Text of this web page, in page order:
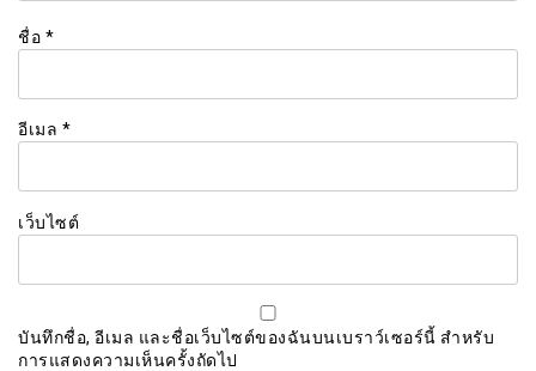
ชื่อ *
อีเมล *
เว็บไซต์
บันทึกชื่อ, อีเมล และชื่อเว็บไซต์ของฉันบนเบราว์เซอร์นี้ สำหรับ
การแสดงความเห็นครั้งถัดไป